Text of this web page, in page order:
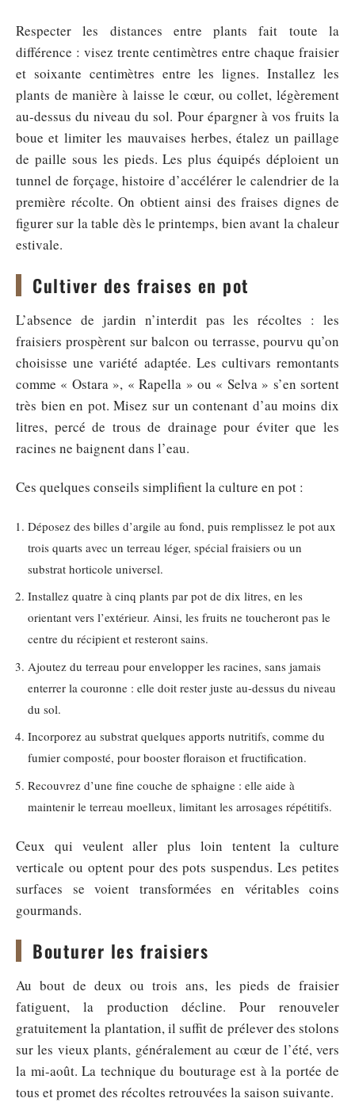
Respecter les distances entre plants fait toute la
différence : visez trente centimètres entre chaque fraisier
et soixante centimètres entre les lignes. Installez les
plants de manière à laisse le cœur, ou collet, légèrement
au-dessus du niveau du sol. Pour épargner à vos fruits la
boue et limiter les mauvaises herbes, étalez un paillage
de paille sous les pieds. Les plus équipés déploient un
tunnel de forçage, histoire d’accélérer le calendrier de la
première récolte. On obtient ainsi des fraises dignes de
figurer sur la table dès le printemps, bien avant la chaleur
estivale.
Cultiver des fraises en pot
L’absence de jardin n’interdit pas les récoltes : les
fraisiers prospèrent sur balcon ou terrasse, pourvu qu’on
choisisse une variété adaptée. Les cultivars remontants
comme « Ostara », « Rapella » ou « Selva » s’en sortent
très bien en pot. Misez sur un contenant d’au moins dix
litres, percé de trous de drainage pour éviter que les
racines ne baignent dans l’eau.
Ces quelques conseils simplifient la culture en pot :
Déposez des billes d’argile au fond, puis remplissez le pot aux
trois quarts avec un terreau léger, spécial fraisiers ou un
substrat horticole universel.
Installez quatre à cinq plants par pot de dix litres, en les
orientant vers l’extérieur. Ainsi, les fruits ne toucheront pas le
centre du récipient et resteront sains.
Ajoutez du terreau pour envelopper les racines, sans jamais
enterrer la couronne : elle doit rester juste au-dessus du niveau
du sol.
Incorporez au substrat quelques apports nutritifs, comme du
fumier composté, pour booster floraison et fructification.
Recouvrez d’une fine couche de sphaigne : elle aide à
maintenir le terreau moelleux, limitant les arrosages répétitifs.
Ceux qui veulent aller plus loin tentent la culture
verticale ou optent pour des pots suspendus. Les petites
surfaces se voient transformées en véritables coins
gourmands.
Bouturer les fraisiers
Au bout de deux ou trois ans, les pieds de fraisier
fatiguent, la production décline. Pour renouveler
gratuitement la plantation, il suffit de prélever des stolons
sur les vieux plants, généralement au cœur de l’été, vers
la mi-août. La technique du bouturage est à la portée de
tous et promet des récoltes retrouvées la saison suivante.